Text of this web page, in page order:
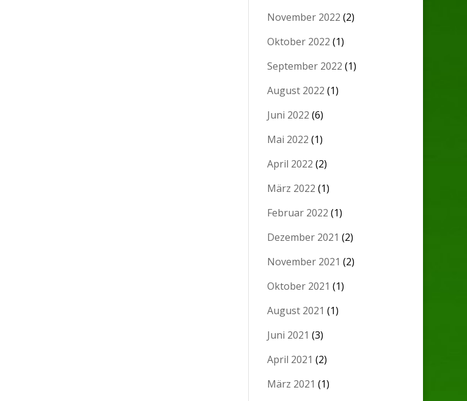
November 2022 (2)
Oktober 2022 (1)
September 2022 (1)
August 2022 (1)
Juni 2022 (6)
Mai 2022 (1)
April 2022 (2)
März 2022 (1)
Februar 2022 (1)
Dezember 2021 (2)
November 2021 (2)
Oktober 2021 (1)
August 2021 (1)
Juni 2021 (3)
April 2021 (2)
März 2021 (1)